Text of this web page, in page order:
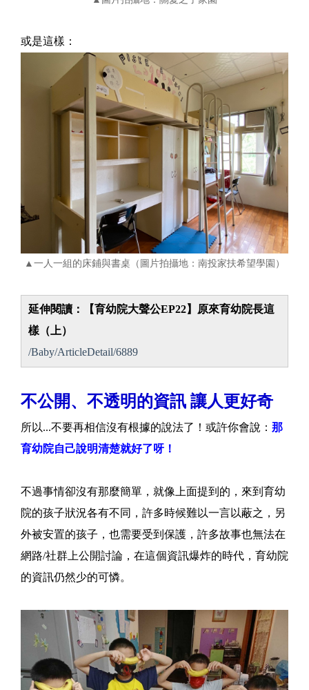
或是這樣：
▲一人一組的床鋪與書桌（圖片拍攝地：南投家扶希望學園）
延伸閱讀：【​育幼院大聲公EP22】原來育幼院長這
樣（上）
/Baby/ArticleDetail/6889
不公開、不透明的資訊 讓人更好奇
所以...不要再相信沒有根據的說法了！或許你會說： 那
育幼院自己說明清楚就好了呀！
不過事情卻沒有那麼簡單，就像上面提到的，來到育幼
院的孩子狀況各有不同，許多時候難以一言以蔽之，另
外被安置的孩子，也需要受到保護，許多故事也無法在
網路/社群上公開討論，在這個資訊爆炸的時代，育幼院
的資訊仍然少的可憐。